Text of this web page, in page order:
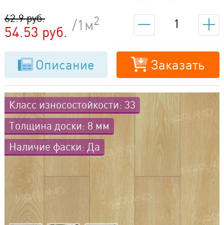
54.53 руб.
62.9 руб. /1м2
Описание Заказать
Класс износостойкости: 33
Толщина доски: 8 мм
Наличие фаски: Да